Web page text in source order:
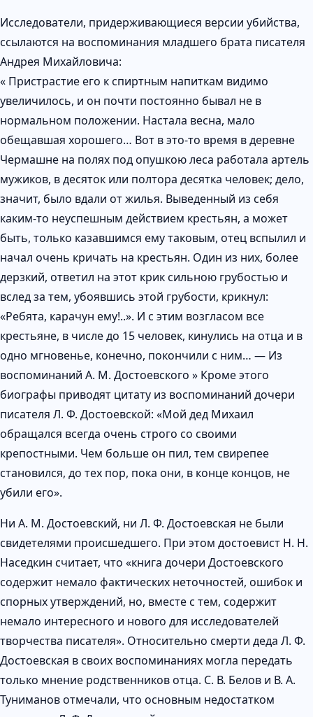
Исследователи, придерживающиеся версии убийства,
ссылаются на воспоминания младшего брата писателя
Андрея Михайловича:
« Пристрастие его к спиртным напиткам видимо
увеличилось, и он почти постоянно бывал не в
нормальном положении. Настала весна, мало
обещавшая хорошего… Вот в это-то время в деревне
Чермашне на полях под опушкою леса работала артель
мужиков, в десяток или полтора десятка человек; дело,
значит, было вдали от жилья. Выведенный из себя
каким-то неуспешным действием крестьян, а может
быть, только казавшимся ему таковым, отец вспылил и
начал очень кричать на крестьян. Один из них, более
дерзкий, ответил на этот крик сильною грубостью и
вслед за тем, убоявшись этой грубости, крикнул:
«Ребята, карачун ему!..». И с этим возгласом все
крестьяне, в числе до 15 человек, кинулись на отца и в
одно мгновенье, конечно, покончили с ним… — Из
воспоминаний А. М. Достоевского » Кроме этого
биографы приводят цитату из воспоминаний дочери
писателя Л. Ф. Достоевской: «Мой дед Михаил
обращался всегда очень строго со своими
крепостными. Чем больше он пил, тем свирепее
становился, до тех пор, пока они, в конце концов, не
убили его».
Ни А. М. Достоевский, ни Л. Ф. Достоевская не были
свидетелями происшедшего. При этом достоевист Н. Н.
Наседкин считает, что «книга дочери Достоевского
содержит немало фактических неточностей, ошибок и
спорных утверждений, но, вместе с тем, содержит
немало интересного и нового для исследователей
творчества писателя». Относительно смерти деда Л. Ф.
Достоевская в своих воспоминаниях могла передать
только мнение родственников отца. С. В. Белов и В. А.
Туниманов отмечали, что основным недостатком